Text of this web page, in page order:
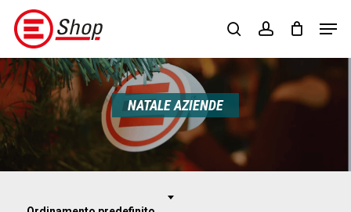
Skip
main
content
searchaccount
NATALE AZIENDE